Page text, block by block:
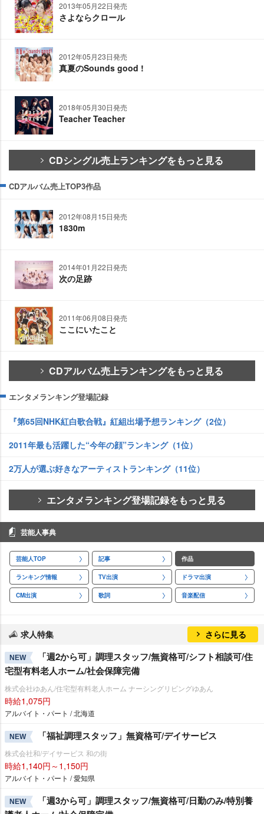
2013年05月22日発売
さよならクロール
2012年05月23日発売
真夏のSounds good !
2018年05月30日発売
Teacher Teacher
CDシングル売上ランキングをもっと見る
CDアルバム売上TOP3作品
2012年08月15日発売
1830m
2014年01月22日発売
次の足跡
2011年06月08日発売
ここにいたこと
CDアルバム売上ランキングをもっと見る
エンタメランキング登場記録
『第65回NHK紅白歌合戦』紅組出場予想ランキング（2位）
2011年最も活躍した“今年の顔”ランキング（1位）
2万人が選ぶ好きなアーティストランキング（11位）
エンタメランキング登場記録をもっと見る
芸能人事典
芸能人TOP 記事 作品
ランキング情報 TV出演 ドラマ出演
CM出演 歌詞 音楽配信
求人特集 さらに見る
NEW
「週2から可」調理スタッフ/無資格可/シフト相談可/住
宅型有料老人ホーム/社会保障完備
株式会社ゆあん/住宅型有料老人ホーム ナーシングリビングゆあん
時給1,075円
アルバイト・パート / 北海道
NEW 「福祉調理スタッフ」無資格可/デイサービス
株式会社和/デイサービス 和の街
時給1,140円～1,150円
アルバイト・パート / 愛知県
NEW
「週3から可」調理スタッフ/無資格可/日勤のみ/特別養